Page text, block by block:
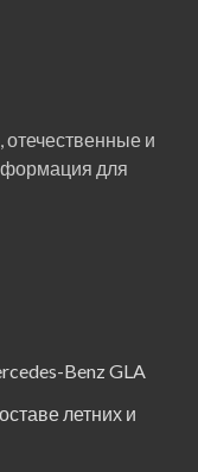
и
для
Benz GLA
летних и